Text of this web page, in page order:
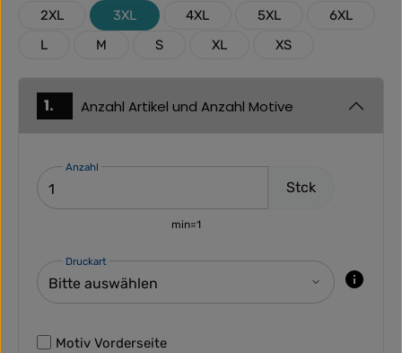
2XL 3XL 4XL 5XL
6XL
L
M S XL XS
1. Anzahl Artikel und Anzahl Motive
Anzahl
Stck
min=1
Druckart
Motiv Vorderseite